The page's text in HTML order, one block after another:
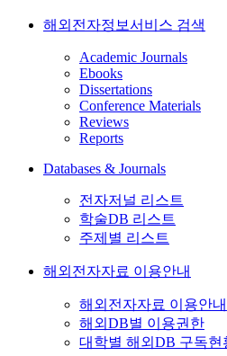
해외전자정보서비스 검색
Academic Journals
Ebooks
Dissertations
Conference Materials
Reviews
Reports
Databases & Journals
전자저널 리스트
학술DB 리스트
주제별 리스트
해외전자자료 이용안내
해외전자자료 이용안내
해외DB별 이용권한
대학별 해외DB 구독현